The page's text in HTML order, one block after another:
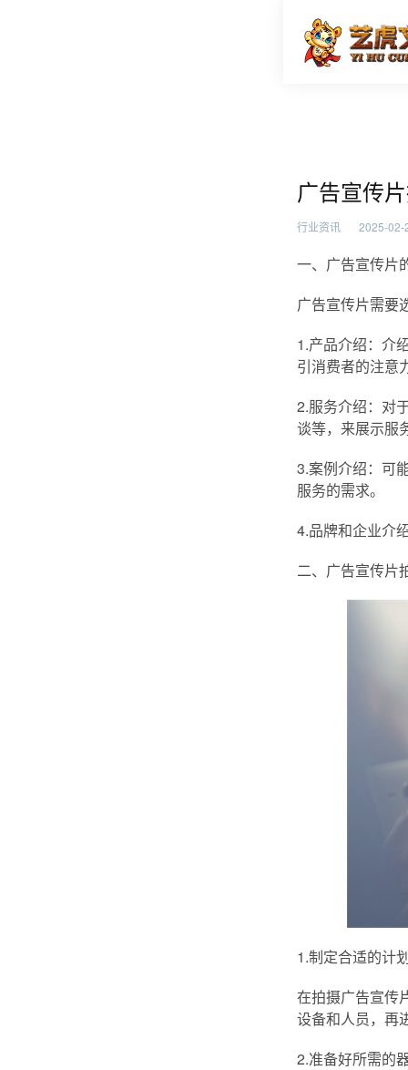
广告宣
广告宣传
行业资讯 2025-02-
一、广告宣传片
广告宣传片需要
1.产品介绍：介
引消费者的注意
2.服务介绍：对
谈等，来展示服
3.案例介绍：可
服务的需求。
4.品牌和企业介
二、广告宣传片
1.制定合适的计
在拍摄广告宣传
设备和人员，再
2.准备好所需的